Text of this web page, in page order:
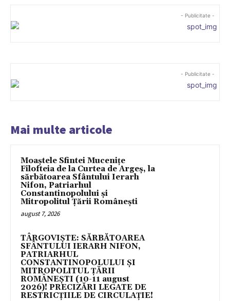
- Publicitate -
- Publicitate -
Mai multe articole
Moaștele Sfintei Mucenițe
Filofteia de la Curtea de Argeș, la
sărbătoarea Sfântului Ierarh
Nifon, Patriarhul
Constantinopolului și
Mitropolitul Țării Românești
august 7, 2026
TÂRGOVIȘTE: SĂRBĂTOAREA
SFÂNTULUI IERARH NIFON,
PATRIARHUL
CONSTANTINOPOLULUI ŞI
MITROPOLITUL ȚĂRII
ROMÂNEȘTI (10-11 august
2026)! PRECIZĂRI LEGATE DE
RESTRICȚIILE DE CIRCULAȚIE!